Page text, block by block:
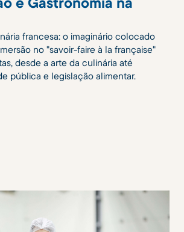
francesa: o imaginário colocado
no "savoir-faire à la française"
desde a arte da culinária até
pública e legislação alimentar.